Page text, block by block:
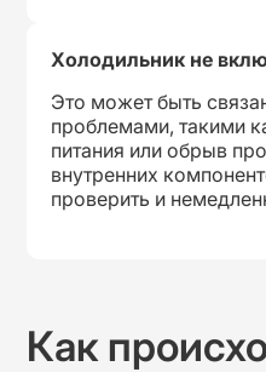
Холодильник не
Это может быть
проблемами, такими
питания или обрыв
внутренних
проверить и
Как